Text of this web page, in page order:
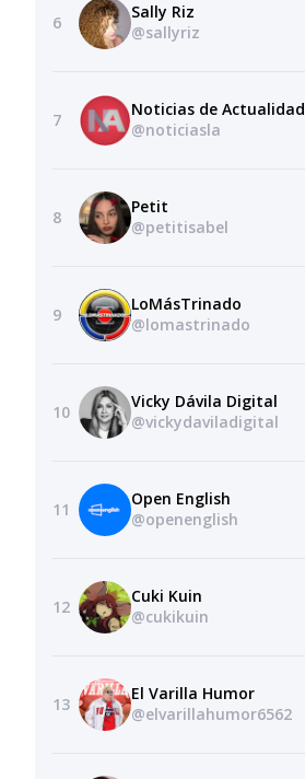
6
Sally Riz
@sallyriz
7
Noticias de Actualidad
@noticiasla
8
Petit
@petitisabel
9
LoMásTrinado
@lomastrinado
10
Vicky Dávila Digital
@vickydaviladigital
11
Open English
@openenglish
12
Cuki Kuin
@cukikuin
13
El Varilla Humor
@elvarillahumor6562